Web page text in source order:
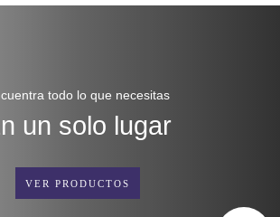
todo lo que necesitas
un solo lugar
VER PRODUCTOS